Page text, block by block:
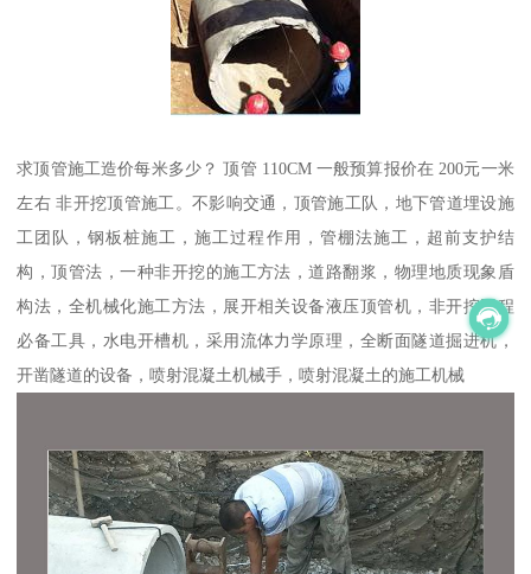
求顶管施工造价每米多少？ 顶管 110CM 一般预算报价在 200元一米
左右 非开挖顶管施工。不影响交通，顶管施工队，地下管道埋设施
工团队，钢板桩施工，施工过程作用，管棚法施工，超前支护结
构，顶管法，一种非开挖的施工方法，道路翻浆，物理地质现象盾
构法，全机械化施工方法，展开相关设备液压顶管机，非开挖工程
必备工具，水电开槽机，采用流体力学原理，全断面隧道掘进机，
开凿隧道的设备，喷射混凝土机械手，喷射混凝土的施工机械